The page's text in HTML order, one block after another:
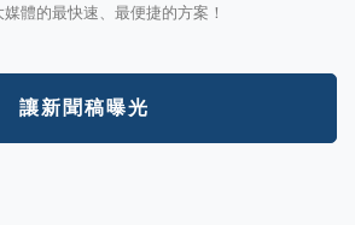
體的最快速、最便捷的方案！
讓新聞稿曝光